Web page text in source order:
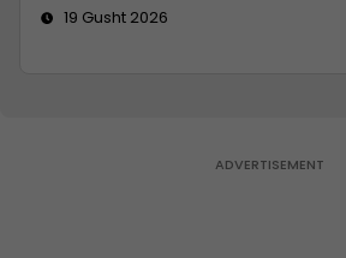
19 Gusht 2026